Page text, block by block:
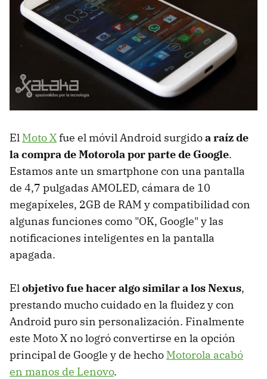
El Moto Xfue el móvil Android surgidoa raíz de
la compra de Motorola por parte de Google.
Estamos ante un smartphone con una pantalla
de 4,7 pulgadas AMOLED, cámara de 10
megapíxeles, 2GB de RAM y compatibilidad con
algunas funciones como "OK, Google" y las
notificaciones inteligentes en la pantalla
apagada.
Elobjetivo fue hacer algo similar a los Nexus,
prestando mucho cuidado en la fluidez y con
Android puro sin personalización. Finalmente
este Moto X no logró convertirse en la opción
principal de Google y de hecho Motorola acabó
en manos de Lenovo.